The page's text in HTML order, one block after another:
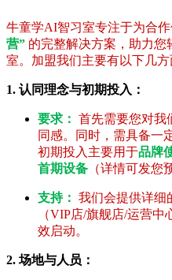
牛童学AI智习室专注于为合
营” 的完整解决方案，助力您
室。加盟我们主要有以下几方
1. 认同理念与初期投入：
要求： 首先需要您对我
同感。同时，需具备一
初期投入主要用于品牌
首期设备 （详情可发您
支持： 我们会提供详细
（VIP店/旗舰店/运营
效启动。
2. 场地与人员：